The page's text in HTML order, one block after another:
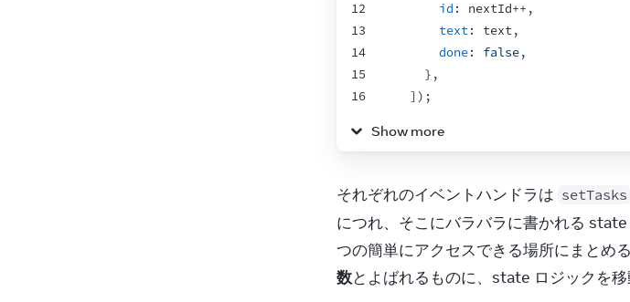
12
13
14
15
16
18
21
22
23
24
id : nextId++ ,
text: text,
done: false,
} ,
] ) ;
tasks
. ( ) => {
if
(t. id === task.id ) {
return
task;
else
{
Show more
それぞれのイベントハンドラは setTasks
につれ、そこにバラバラに書かれる
つの簡単にアクセスできる場所にまとめ
数とよばれるものに、state ロジックを移